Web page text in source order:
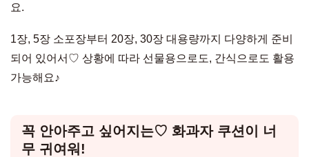
요.
1장, 5장 소포장부터 20장, 30장 대용량까지 다양하게 준비
되어 있어서♡ 상황에 따라 선물용으로도, 간식으로도 활용
가능해요♪
꼭 안아주고 싶어지는♡ 화과자 쿠션이 너
무 귀여워!